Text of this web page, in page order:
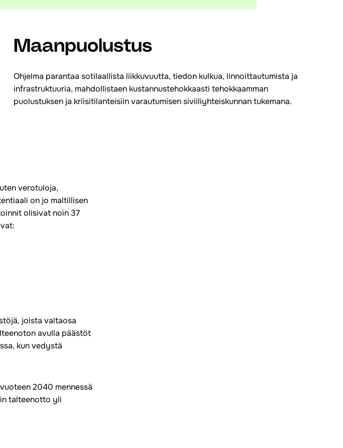
Maanpuolustus
Ohjelma parantaa sotilaallista liikkuvuutta, tiedon kulkua, linnoittautumista ja
infrastruktuuria, mahdollistaen kustannustehokkaasti tehokkaamman
puolustuksen ja kriisitilanteisiin varautumisen siviiliyhteiskunnan tukemana.
verotuloja,
on jo maltillisen
olisivat noin 37
joista valtaosa
avulla päästöt
kun vedystä
2040 mennessä
talteenotto yli